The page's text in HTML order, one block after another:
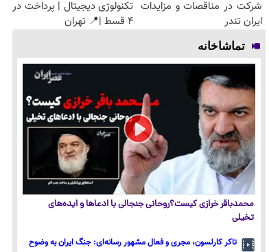
شرکت در مناقصات و مزایدات
ایران تندر
تکنولوژی دیجیتال | پرداخت در
4 قسط |📍 تهران
تماشاخانه
محمدباقر خرازی کیست؟روحانی جنجالی با ادعاها و ایده‌های
تخیلی
تاکر کارلسون، مجری و فعال مشهور رسانه‌ای: جنگ ایران به وضوح